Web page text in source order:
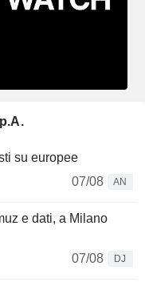
su europee
07/08
AN
e dati, a Milano
07/08
DJ